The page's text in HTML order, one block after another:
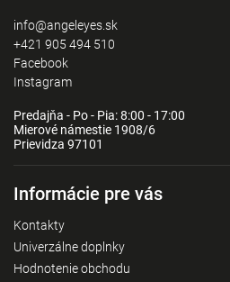
info@angeleyes.sk
+421 905 494 510
Facebook
Instagram
Predajňa - Po - Pia: 8:00 - 17:00
Mierové námestie 1908/6
Prievidza 97101
Informácie pre vás
Kontakty
Univerzálne doplnky
Hodnotenie obchodu